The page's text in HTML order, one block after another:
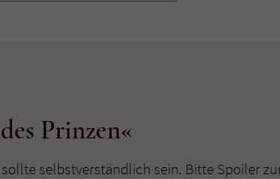
Prinzen«
selbstverständlich sein. Bitte Spoiler